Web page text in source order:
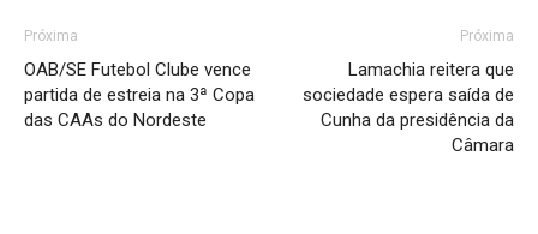
Próxima
OAB/SE Futebol Clube vence
partida de estreia na 3ª Copa
das CAAs do Nordeste
Próxima
Lamachia reitera que
sociedade espera saída de
Cunha da presidência da
Câmara